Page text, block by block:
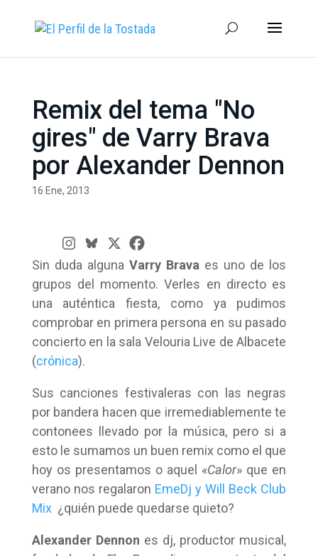
Remix del tema "No
gires" de Varry Brava
por Alexander Dennon
16 Ene, 2013
Sin duda alguna Varry Brava es uno de los
grupos del momento. Verles en directo es
una auténtica fiesta, como ya pudimos
comprobar en primera persona en su pasado
concierto en la sala Velouria Live de Albacete
(crónica).
Sus canciones festivaleras con las negras
por bandera hacen que irremediablemente te
contonees llevado por la música, pero si a
esto le sumamos un buen remix como el que
hoy os presentamos o aquel «Calor» que en
verano nos regalaron EmeDj y Will Beck Club
Mix ¿quién puede quedarse quieto?
Alexander Dennon es dj, productor musical,